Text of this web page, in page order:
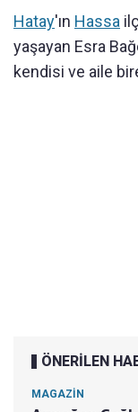
Hatay'ın Hassa
yaşayan Esra
kendisi ve aile
ÖNERİLEN
MAGAZİN